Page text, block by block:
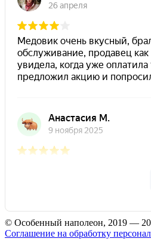
© Особенный наполеон, 2019 —
Соглашение на обработку